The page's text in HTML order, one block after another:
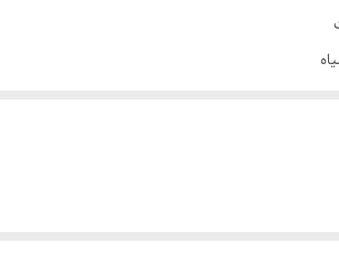
پوستی شفاف، شاداب و با طراوت